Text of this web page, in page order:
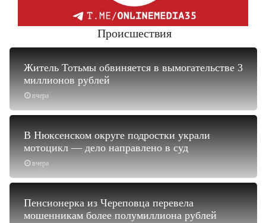
Происшествия
вчера
Житель Тотьмы обвиняется в вымогательстве 3
миллионов рублей
вчера
В Нюксенском округе подростки украли
мотоцикл — дело направлено в суд
Пенсионерка из Череповца перевела
мошенникам более полумиллиона рублей